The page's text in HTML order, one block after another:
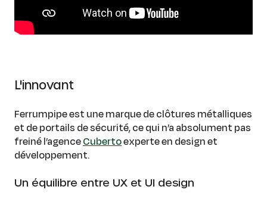
L'innovant
Ferrumpipe est une marque de clôtures métalliques
et de portails de sécurité, ce qui n’a absolument pas
freiné l’agenceCubertoexperte en design et
développement.
Un équilibre entre UX et UI design